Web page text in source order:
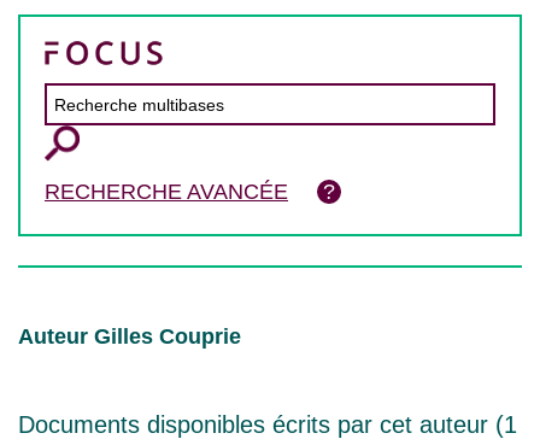
RECHERCHE AVANCÉE
Auteur Gilles Couprie
Documents disponibles écrits par cet auteur (1